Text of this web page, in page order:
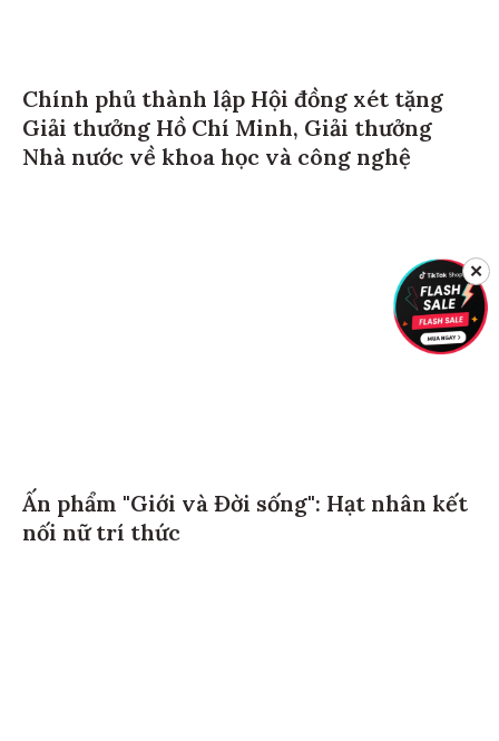
Chính phủ thành lập Hội đồng xét tặng
Giải thưởng Hồ Chí Minh, Giải thưởng
Nhà nước về khoa học và công nghệ
Ấn phẩm "Giới và Đời sống": Hạt nhân kết
nối nữ trí thức
✕